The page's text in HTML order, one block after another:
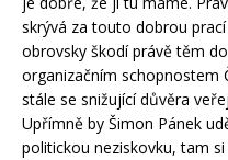
skrývá za touto dobrou
obrovsky škodí právě těm
organizačním schopnostem
stále se snižující důvěra
Upřímně by Šimon Pánek
politickou neziskovku, tam